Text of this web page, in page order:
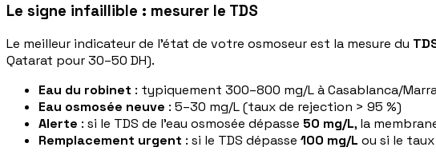
Le signe infaillible : mesurer le TDS
Le meilleur indicateur de l'état de votre osmoseur est la mesure du
Qatarat pour 30–50 DH).
Eau du robinet : typiquement 300–800 mg/L à Casablanca/
Eau osmosée neuve : 5–30 mg/L (taux de rejection > 95 %)
Alerte : si le TDS de l'eau osmosée dépasse 50 mg/L, la
Remplacement urgent : si le TDS dépasse 100 mg/L ou si le